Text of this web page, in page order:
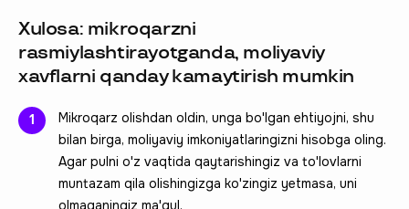
Xulosa: mikroqarzni
rasmiylashtirayotganda, moliyaviy
xavflarni qanday kamaytirish mumkin
Mikroqarz olishdan oldin, unga bo'lgan ehtiyojni, shu
bilan birga, moliyaviy imkoniyatlaringizni hisobga oling.
Agar pulni o'z vaqtida qaytarishingiz va to'lovlarni
muntazam qila olishingizga ko'zingiz yetmasa, uni
olmaganingiz ma'qul.